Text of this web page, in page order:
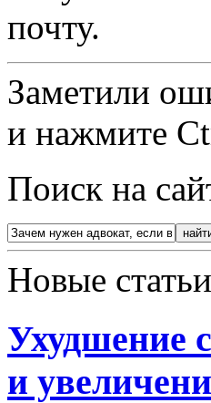
почту.
Заметили
и нажмите
Поиск на
Новые
Ухудшение
и